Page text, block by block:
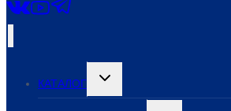
КАТАЛОГ
Переключить
меню